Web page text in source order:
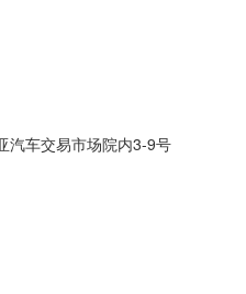
汽车交易市场院内3-9号